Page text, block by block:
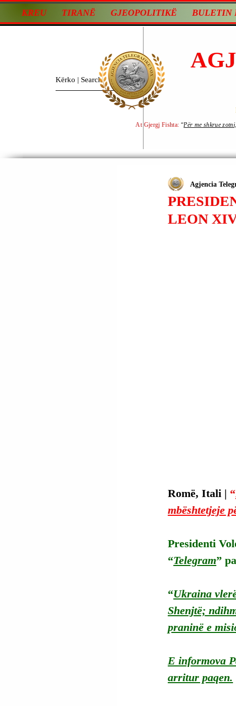
KREU TIRANË GJEOPOLITIKË BULETIN
At Gjergj Fishta: “Për me shkrue
LEON
Agjencia
Romë, Itali | “
mbështetjeje
Presidenti
“Telegram”
“Ukraina
Shenjtë;
praninë e
E informova
arritur paqen.